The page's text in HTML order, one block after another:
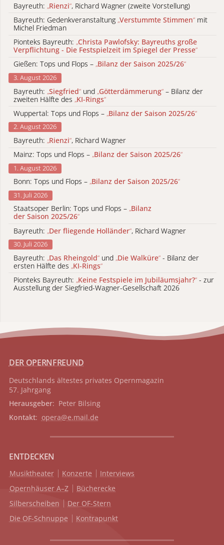
Bayreuth: „Rienzi“, Richard Wagner (zweite Vorstellung)
Bayreuth: Gedenkveranstaltung „Verstummte Stimmen“ mit
Michel Friedman
Pionteks Bayreuth: „Christa Pawlofsky: Bayreuths große
Verpflichtung - Die Festspielzeit im Spiegel der Presse“
Gießen: Tops und Flops – „Bilanz der Saison 2025/26“
3. August 2026
Bayreuth: „Siegfried“ und „Götterdämmerung“ – Bilanz der
zweiten Hälfte des „KI-Rings“
Wuppertal: Tops und Flops – „Bilanz der Saison 2025/26“
2. August 2026
Bayreuth: „Rienzi“, Richard Wagner
Mainz: Tops und Flops – „Bilanz der Saison 2025/26“
1. August 2026
Bonn: Tops und Flops – „Bilanz der Saison 2025/26“
31. Juli 2026
Staatsoper Berlin: Tops und Flops – „Bilanz
der Saison 2025/26“
Bayreuth: „Der fliegende Holländer“, Richard Wagner
30. Juli 2026
Bayreuth: „Das Rheingold“ und „Die Walküre“ - Bilanz der
ersten Hälfte des „KI-Rings“
Pionteks Bayreuth: „Keine Festspiele im Jubiläumsjahr?“ - zur
Ausstellung der Siegfried-Wagner-Gesellschaft 2026
DER OPERNFREUND
Deutschlands ältestes privates Opernmagazin
57. Jahrgang
Herausgeber: Peter Bilsing
Kontakt: opera@e.mail.de
ENTDECKEN
Musiktheater Konzerte
Interviews
Opernhäuser A–Z
Bücherecke
Silberscheiben
Der OF-Stern
Die OF-Schnuppe
Kontrapunkt